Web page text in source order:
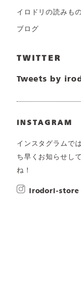
イロドリの読みも
ブログ
TWITTER
Tweets by
INSTAGRAM
インスタグラムで
ち早くお知らせし
ね！
irodori-store